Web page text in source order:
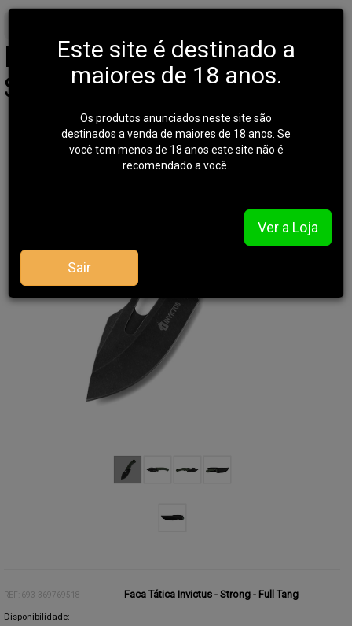
Faca Tática Invictus -
Strong - Full Tang
REF: 693-369769518 Faca Tática Invictus - Strong - Full Tang
Disponibilidade:
Este site é destinado a
maiores de 18 anos.
Os produtos anunciados neste site são
destinados a venda de maiores de 18 anos. Se
você tem menos de 18 anos este site não é
recomendado a você.
Ver a Loja
Sair